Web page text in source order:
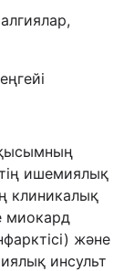
ишемиялық
клиникалық
миокард
және
инсульт